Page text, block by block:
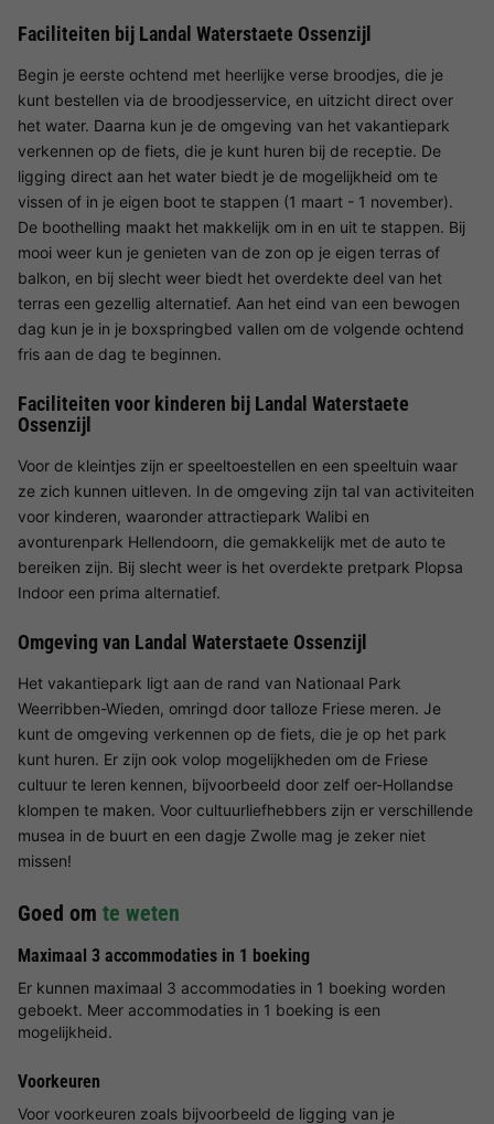
Faciliteiten bij Landal Waterstaete Ossenzijl
Begin je eerste ochtend met heerlijke verse broodjes, die je
kunt bestellen via de broodjesservice, en uitzicht direct over
het water. Daarna kun je de omgeving van het vakantiepark
verkennen op de fiets, die je kunt huren bij de receptie. De
ligging direct aan het water biedt je de mogelijkheid om te
vissen of in je eigen boot te stappen (1 maart - 1 november).
De boothelling maakt het makkelijk om in en uit te stappen. Bij
mooi weer kun je genieten van de zon op je eigen terras of
balkon, en bij slecht weer biedt het overdekte deel van het
terras een gezellig alternatief. Aan het eind van een bewogen
dag kun je in je boxspringbed vallen om de volgende ochtend
fris aan de dag te beginnen.
Faciliteiten voor kinderen bij Landal Waterstaete
Ossenzijl
Voor de kleintjes zijn er speeltoestellen en een speeltuin waar
ze zich kunnen uitleven. In de omgeving zijn tal van activiteiten
voor kinderen, waaronder attractiepark Walibi en
avonturenpark Hellendoorn, die gemakkelijk met de auto te
bereiken zijn. Bij slecht weer is het overdekte pretpark Plopsa
Indoor een prima alternatief.
Omgeving van Landal Waterstaete Ossenzijl
Het vakantiepark ligt aan de rand van Nationaal Park
Weerribben-Wieden, omringd door talloze Friese meren. Je
kunt de omgeving verkennen op de fiets, die je op het park
kunt huren. Er zijn ook volop mogelijkheden om de Friese
cultuur te leren kennen, bijvoorbeeld door zelf oer-Hollandse
klompen te maken. Voor cultuurliefhebbers zijn er verschillende
musea in de buurt en een dagje Zwolle mag je zeker niet
missen!
Goed om te weten
Maximaal 3 accommodaties in 1 boeking
Er kunnen maximaal 3 accommodaties in 1 boeking worden
geboekt. Meer accommodaties in 1 boeking is een
mogelijkheid.
Voorkeuren
Voor voorkeuren zoals bijvoorbeeld de ligging van je